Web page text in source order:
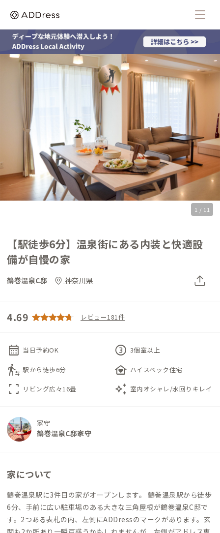
1 / 11
【駅徒歩6分】温泉街にある内装と快適設
備が自慢の家
鶴巻温泉C邸 神奈川県
4.69 レビュー181件
calendar_month 当日予約OK counter_3 3個室以上
transfer_within_a_station 駅から徒歩6分 family_home ハイスペック住宅
fullscreen リビング広々16畳 auto_awesome 室内オシャレ/水回りキレイ
家守
鶴巻温泉C邸家守
家について
鶴巻温泉駅に3件目の家がオープンします。 鶴巻温泉駅から徒歩
6分、手前に広い駐車場のある大きな三角屋根が鶴巻温泉C邸で
す。2つある表札の内、左側にADDressのマークがあります。玄